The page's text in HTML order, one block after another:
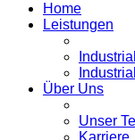
Home
Leistungen
Über Uns
Unser
Karriere